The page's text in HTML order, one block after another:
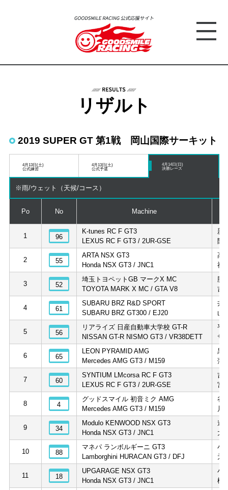
リザルト
2019 SUPER GT 第1戦 岡山国際サーキット
4月13日(土)
公式練習
4月13日(土)
公式予選
4月14日(日)
決勝レース
※雨/ウェット（天候/コース）
Po No Machine
1 96
K-tunes RC F GT3
LEXUS RC F GT3 / 2UR-GSE
新
阪
2 55
ARTA NSX GT3
Honda NSX GT3 / JNC1
高
福
3 52
埼玉トヨペットGB マークX MC
TOYOTA MARK X MC / GTA V8
脇
吉
4 61
SUBARU BRZ R&D SPORT
SUBARU BRZ GT300 / EJ20
井
山
5 56
リアライズ 日産自動車大学校 GT-R
NISSAN GT-R NISMO GT3 / VR38DETT
平
サ
6 65
LEON PYRAMID AMG
Mercedes AMG GT3 / M159
黒
蒲
7 60
SYNTIUM LMcorsa RC F GT3
LEXUS RC F GT3 / 2UR-GSE
吉
宮
8 4
グッドスマイル 初音ミク AMG
Mercedes AMG GT3 / M159
谷
片
9 34
Modulo KENWOOD NSX GT3
Honda NSX GT3 / JNC1
道
大
10 88
マネパ ランボルギーニ GT3
Lamborghini HURACAN GT3 / DFJ
小
元
11 18
UPGARAGE NSX GT3
Honda NSX GT3 / JNC1
小
松